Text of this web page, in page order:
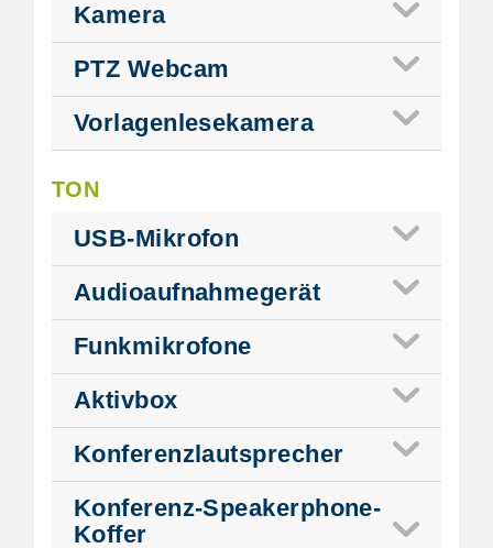
Kamera
PTZ Webcam
Vorlagenlesekamera
TON
USB-Mikrofon
Audioaufnahmegerät
Funkmikrofone
Aktivbox
Konferenzlautsprecher
Konferenz-Speakerphone-
Koffer